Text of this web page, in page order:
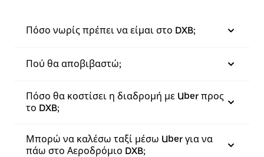
Πόσο νωρίς πρέπει να είμαι στο DXB;
Πού θα αποβιβαστώ;
Πόσο θα κοστίσει η διαδρομή με Uber προς
το DXB;
Μπορώ να καλέσω ταξί μέσω Uber για να
πάω στο Αεροδρόμιο DXB;